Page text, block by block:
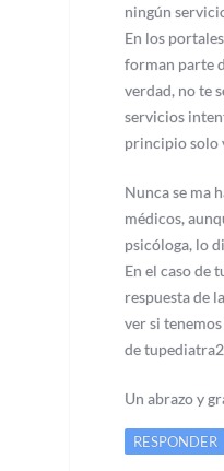
ningún
En los
forman parte
verdad, no te
servicios
principio solo
Nunca se ma
médicos,
psicóloga, lo
En el caso de
respuesta de
ver si
de
Un abrazo y
RESPONDER